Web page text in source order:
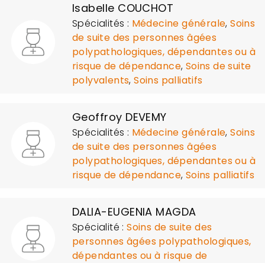
Isabelle COUCHOT
Spécialités : Médecine générale,Soins
de suite des personnes âgées
polypathologiques, dépendantes ou à
risque de dépendance, Soins de suite
polyvalents,Soins palliatifs
Geoffroy DEVEMY
Spécialités : Médecine générale,Soins
de suite des personnes âgées
polypathologiques, dépendantes ou à
risque de dépendance, Soins palliatifs
DALIA-EUGENIA MAGDA
Spécialité :Soins de suite des
personnes âgées polypathologiques,
dépendantes ou à risque de